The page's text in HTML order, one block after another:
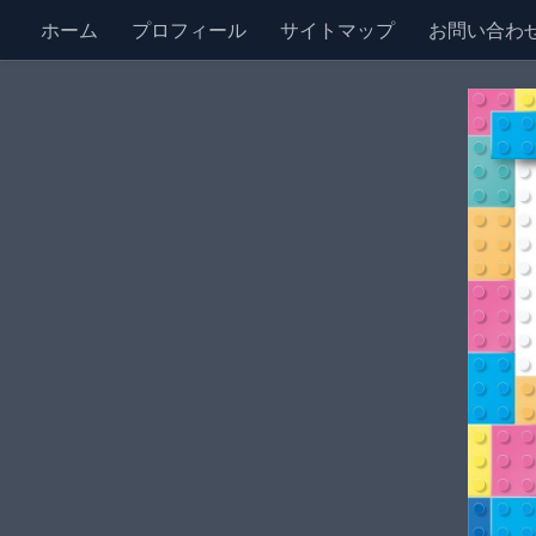
ホーム プロフィール サイトマップ お問い合わ